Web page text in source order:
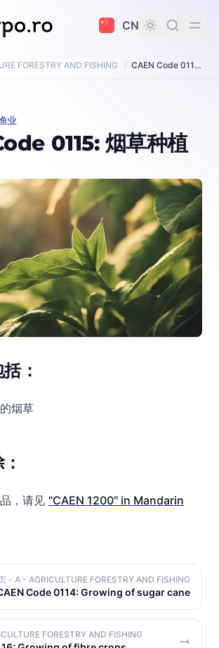
CN
FORESTRY AND FISHING / CAEN Code 0115: Growing of tobacco
烟草种植
业
0115: 烟草种植
：
烟草
，请见 "CAEN 1200" in Mandarin
- A - AGRICULTURE FORESTRY AND FISHING
Code 0114: Growing of sugar cane
FORESTRY AND FISHING